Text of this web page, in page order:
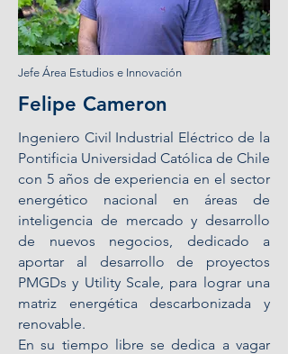
Jefe Área Estudios e Innovación
Felipe Cameron
Ingeniero Civil Industrial Eléctrico de la
Pontificia Universidad Católica de Chile
con 5 años de experiencia en el sector
energético nacional en áreas de
inteligencia de mercado y desarrollo
de nuevos negocios, dedicado a
aportar al desarrollo de proyectos
PMGDs y Utility Scale, para lograr una
matriz energética descarbonizada y
renovable.
En su tiempo libre se dedica a vagar